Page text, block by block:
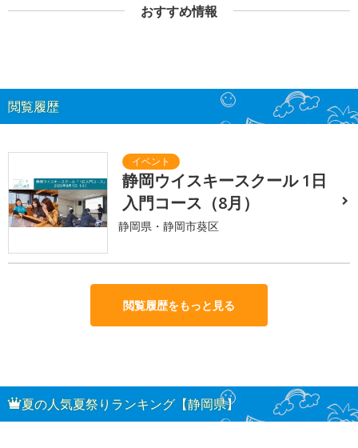
おすすめ情報
閲覧履歴
静岡ウイスキースクール 1日
入門コース（8月）
静岡県・静岡市葵区
閲覧履歴をもっと見る
夏の人気夏祭りランキング【静岡県】